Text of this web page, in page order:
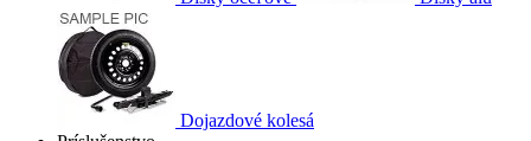
Dojazdové kolesá